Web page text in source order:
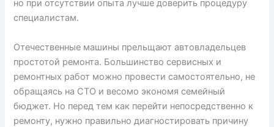
но при отсутствии опыта лучше доверить процедуру
специалистам.
Отечественные машины прельщают автовладельцев
простотой ремонта. Большинство сервисных и
ремонтных работ можно провести самостоятельно, не
обращаясь на СТО и весомо экономя семейный
бюджет. Но перед тем как перейти непосредственно к
ремонту, нужно правильно диагностировать причину